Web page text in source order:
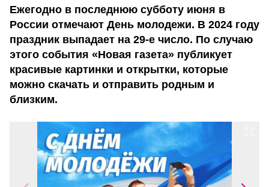
Ежегодно в последнюю субботу июня в
России отмечают День молодежи. В 2024 году
праздник выпадает на 29-е число. По случаю
этого события «Новая газета» публикует
красивые картинки и открытки, которые
можно скачать и отправить родным и
близким.